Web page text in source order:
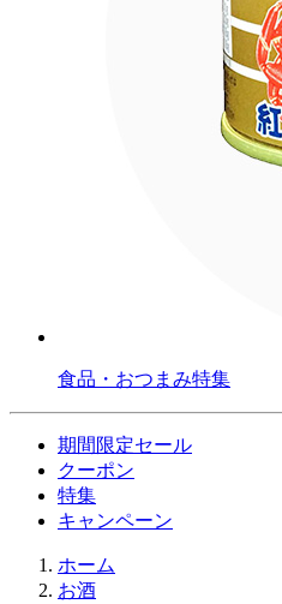
食品・おつまみ特集
期間限定セール
クーポン
特集
キャンペーン
ホーム
お酒